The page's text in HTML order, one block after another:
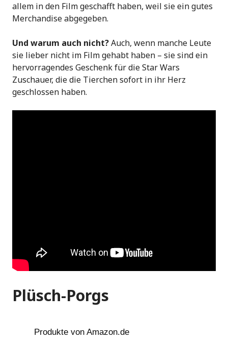
allem in den Film geschafft haben, weil sie ein gutes
Merchandise abgegeben.
Und warum auch nicht?Auch, wenn manche Leute
sie lieber nicht im Film gehabt haben – sie sind ein
hervorragendes Geschenk für die Star Wars
Zuschauer, die die Tierchen sofort in ihr Herz
geschlossen haben.
Plüsch-Porgs
Produkte von Amazon.de